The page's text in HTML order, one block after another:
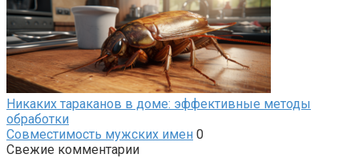
Никаких тараканов в доме: эффективные методы
обработки
Совместимость мужских имен 0
Свежие комментарии